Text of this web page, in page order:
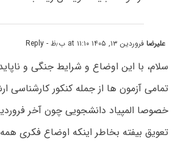
علیرضافروردین ۱۳, ۱۴۰۵ at ۱۱:۱۰ ب٫ظ - Reply
سلام، با این اوضاع و شرایط جنگی و
تمامی آزمون ها از جمله کنکور کارشناسی
خصوصا المپیاد دانشجویی چون آخر
تعویق بیفته بخاطر اینکه اوضاع فکری